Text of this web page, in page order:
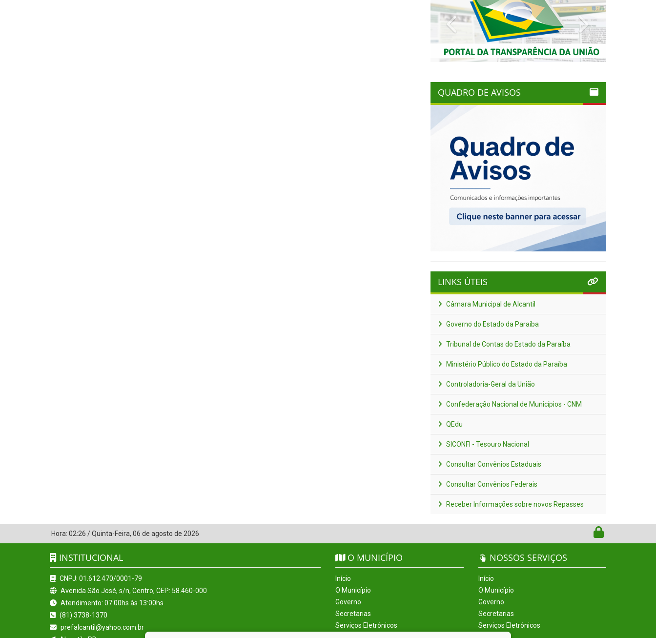
Previous Next
QUADRO DE AVISOS
LINKS ÚTEIS
Câmara Municipal de Alcantil
Governo do Estado da Paraíba
Tribunal de Contas do Estado da Paraíba
Ministério Público do Estado da Paraíba
Controladoria-Geral da União
Confederação Nacional de Municípios - CNM
QEdu
SICONFI - Tesouro Nacional
Consultar Convênios Estaduais
Consultar Convênios Federais
Receber Informações sobre novos Repasses
Hora: 02:26 /Quinta-Feira, 06 de agosto de 2026
INSTITUCIONAL
CNPJ: 01.612.470/0001-79
Avenida São José, s/n, Centro, CEP: 58.460-000
Atendimento: 07:00hs às 13:00hs
(81) 3738-1370
prefalcantil@yahoo.com.br
O MUNICÍPIO
Início
O Município
Governo
Secretarias
Serviços Eletrônicos
NOSSOS SERVIÇOS
Início
O Município
Governo
Secretarias
Serviços Eletrônicos